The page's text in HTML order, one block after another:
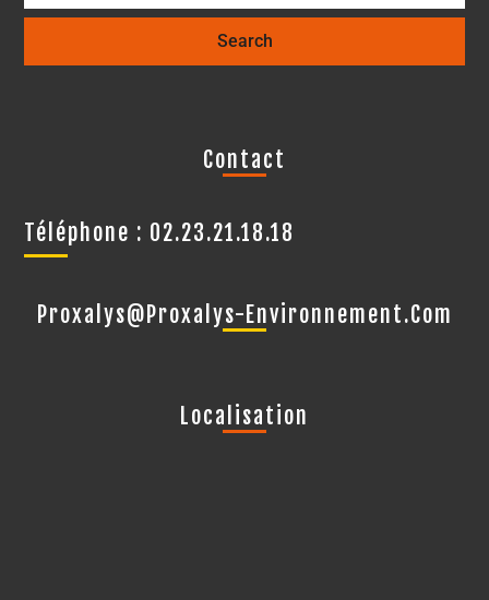
Contact
Téléphone : 02.23.21.18.18
Proxalys@proxalys-Environnement.com
Localisation